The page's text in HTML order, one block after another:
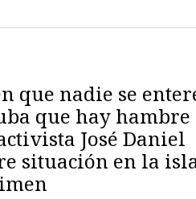
que nadie se
que hay hambre
José Daniel
situación en la